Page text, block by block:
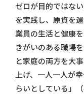
ゼロが目的ではな
を実践し、原資を
業員の生活と健康
きがいのある職場
と家庭の両方を大
上げ、一人一人が
らいとしている」